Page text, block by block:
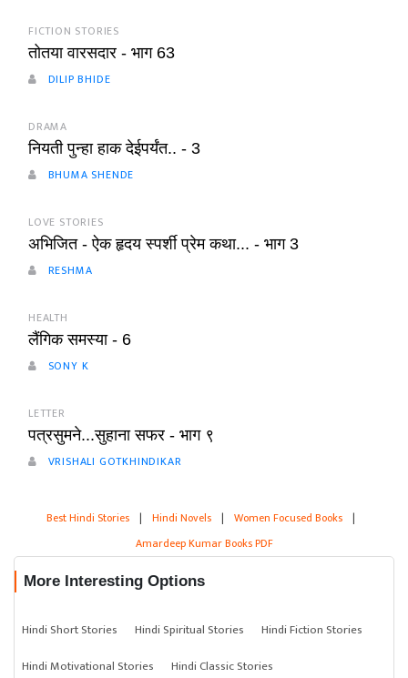
FICTION STORIES
तोतया वारसदार - भाग 63
DILIP BHIDE
DRAMA
नियती पुन्हा हाक देईपर्यंत.. - 3
BHUMA SHENDE
LOVE STORIES
अभिजित - ऐक हृदय स्पर्शी प्रेम कथा... - भाग 3
RESHMA
HEALTH
लैंगिक समस्या - 6
SONY K
LETTER
पत्रसुमने...सुहाना सफर - भाग ९
VRISHALI GOTKHINDIKAR
Best Hindi Stories | Hindi Novels | Women Focused Books |
Amardeep Kumar Books PDF
More Interesting Options
Hindi Short Stories Hindi Spiritual Stories
Hindi Fiction Stories
Hindi Motivational Stories
Hindi Classic Stories